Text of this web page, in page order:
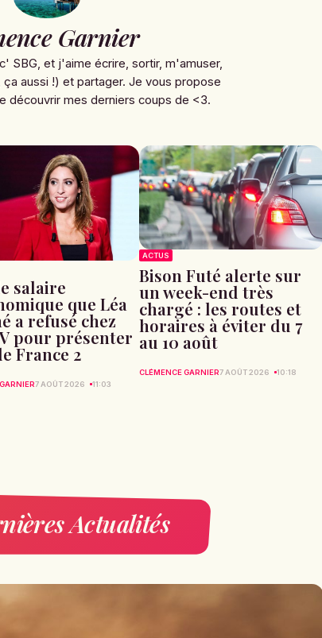
Garnier
SBG, et j'aime écrire, sortir, m'amuser,
aussi !) et partager. Je vous propose
découvrir mes derniers coups de <3.
salaire
que Léa
a refusé chez
pour présenter
France 2
7 AOÛT 2026 11:03
ACTUS
Bison Futé alerte sur
un week-end très
chargé : les routes et
horaires à éviter du 7
au 10 août
CLÉMENCE GARNIER7 AOÛT 2026 10:18
Actualités